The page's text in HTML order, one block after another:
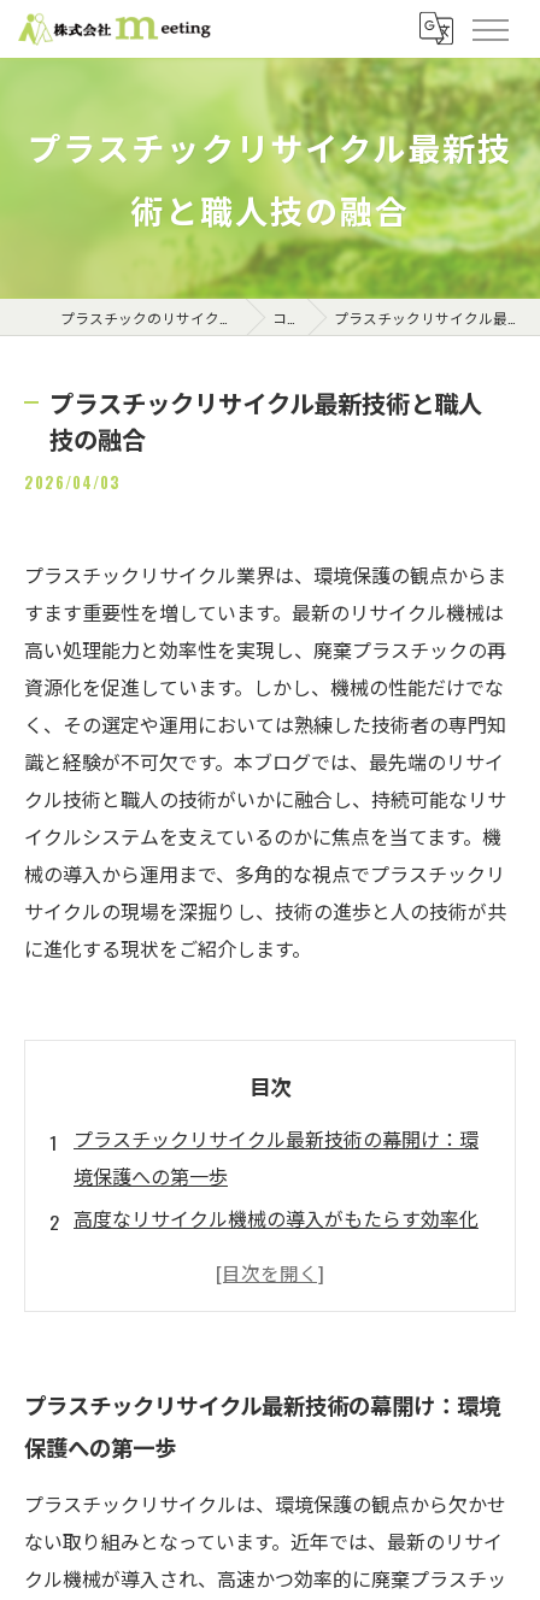
プラスチックリサイクル最新技
術と職人技の融合
コラム プラスチックリサイクル最新技術と職人技の融合
プラスチックリサイクル最新技術と職人
技の融合
2026/04/03
プラスチックリサイクル業界は、環境保護の観点からま
すます重要性を増しています。最新のリサイクル機械は
高い処理能力と効率性を実現し、廃棄プラスチックの再
資源化を促進しています。しかし、機械の性能だけでな
く、その選定や運用においては熟練した技術者の専門知
識と経験が不可欠です。本ブログでは、最先端のリサイ
クル技術と職人の技術がいかに融合し、持続可能なリサ
イクルシステムを支えているのかに焦点を当てます。機
械の導入から運用まで、多角的な視点でプラスチックリ
サイクルの現場を深掘りし、技術の進歩と人の技術が共
に進化する現状をご紹介します。
目次
プラスチックリサイクル最新技術の幕開け：環
境保護への第一歩
高度なリサイクル機械の導入がもたらす効率化
イクルシステム構築
現場から見る未来：プラスチックリサイクルの
進化と人の役割
プラスチックリサイクルを加速する最新技術と
は？
プラスチックリサイクル最新技術の幕開け：環境
保護への第一歩
プラスチックリサイクルは、環境保護の観点から欠かせ
ない取り組みとなっています。近年では、最新のリサイ
クル機械が導入され、高速かつ効率的に廃棄プラスチッ